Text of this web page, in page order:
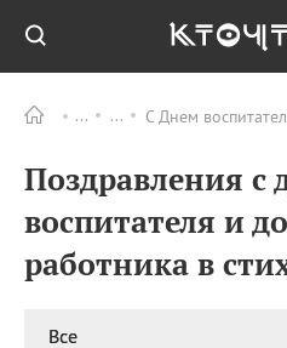
С Днем
Поздравления с
воспитателя и
работника в
Все